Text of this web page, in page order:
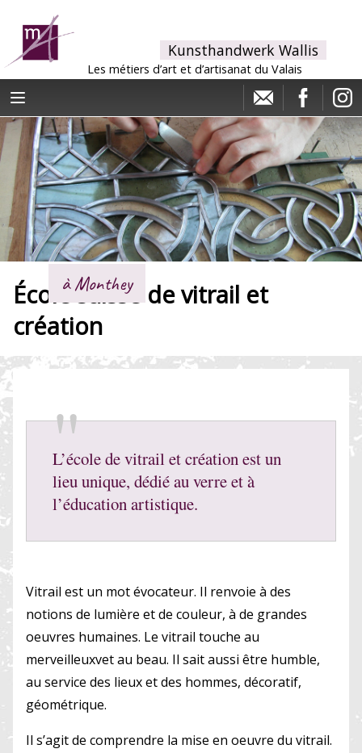
Kunsthandwerk Wallis
Les métiers d’art et d’artisanat du Valais
à Monthey
École suisse de vitrail et
création
L’école de vitrail et création est un
lieu unique, dédié au verre et à
l’éducation artistique.
Vitrail est un mot évocateur. Il renvoie à des
notions de lumière et de couleur, à de grandes
oeuvres humaines. Le vitrail touche au
merveilleuxvet au beau. Il sait aussi être humble,
au service des lieux et des hommes, décoratif,
géométrique.
Il s’agit de comprendre la mise en oeuvre du vitrail.